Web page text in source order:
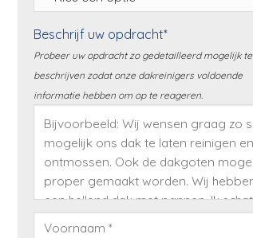
Beschrijf uw opdracht*
Probeer uw opdracht zo gedetailleerd mogelijk te
beschrijven zodat onze dakreinigers voldoende
informatie hebben om op te reageren.